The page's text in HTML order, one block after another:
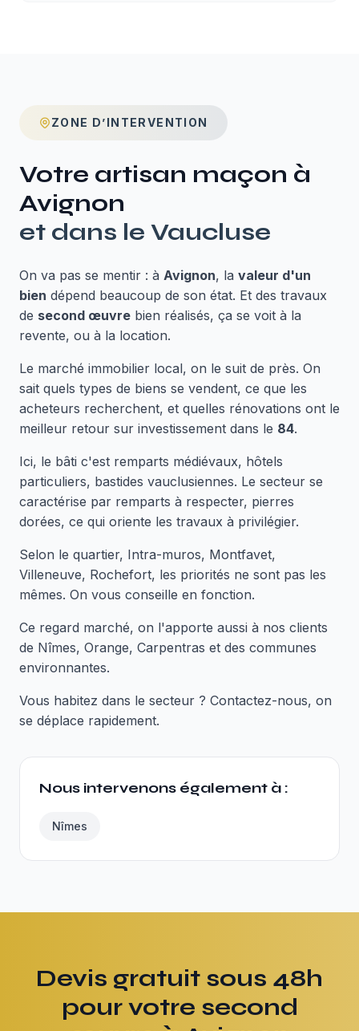
ZONE D’INTERVENTION
Votre artisan maçon à
Avignon
et dans le Vaucluse
On va pas se mentir : à Avignon, la valeur d'un
bien dépend beaucoup de son état. Et des travaux
de second œuvre bien réalisés, ça se voit à la
revente, ou à la location.
Le marché immobilier local, on le suit de près. On
sait quels types de biens se vendent, ce que les
acheteurs recherchent, et quelles rénovations ont le
meilleur retour sur investissement dans le 84.
Ici, le bâti c'est remparts médiévaux, hôtels
particuliers, bastides vauclusiennes. Le secteur se
caractérise par remparts à respecter, pierres
dorées, ce qui oriente les travaux à privilégier.
Selon le quartier, Intra-muros, Montfavet,
Villeneuve, Rochefort, les priorités ne sont pas les
mêmes. On vous conseille en fonction.
Ce regard marché, on l'apporte aussi à nos clients
de Nîmes, Orange, Carpentras et des communes
environnantes.
Vous habitez dans le secteur ? Contactez-nous, on
se déplace rapidement.
Nous intervenons également à :
Nîmes
Devis gratuit sous 48h
pour votre second